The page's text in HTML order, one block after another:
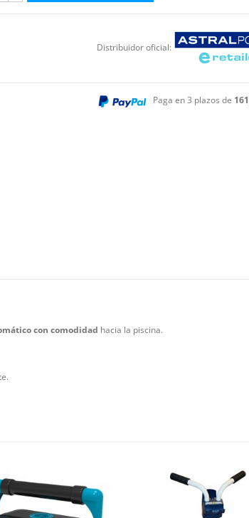
Distribuidor oficial:
Paga en 3 plazos de
con comodidad hacia la piscina.